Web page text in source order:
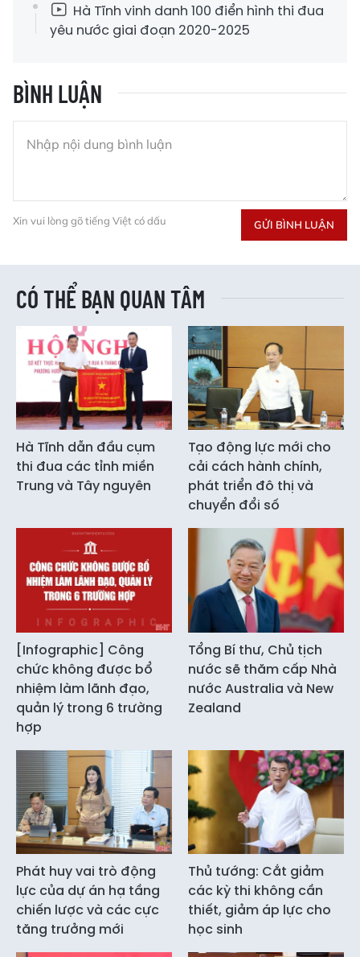
Hà Tĩnh vinh danh 100 điển hình thi đua
yêu nước giai đoạn 2020-2025
BÌNH LUẬN
Xin vui lòng gõ tiếng Việt có dấu GỬI BÌNH LUẬN
CÓ THỂ BẠN QUAN TÂM
Hà Tĩnh dẫn đầu cụm
thi đua các tỉnh miền
Trung và Tây nguyên
Tạo động lực mới cho
cải cách hành chính,
phát triển đô thị và
chuyển đổi số
[Infographic] Công
chức không được bổ
nhiệm làm lãnh đạo,
quản lý trong 6 trường
hợp
Tổng Bí thư, Chủ tịch
nước sẽ thăm cấp Nhà
nước Australia và New
Zealand
Phát huy vai trò động
lực của dự án hạ tầng
chiến lược và các cực
tăng trưởng mới
Thủ tướng: Cắt giảm
các kỳ thi không cần
thiết, giảm áp lực cho
học sinh